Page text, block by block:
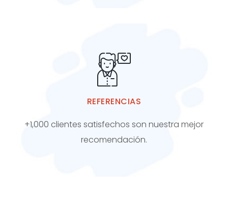
REFERENCIAS
+1,000 clientes satisfechos son nuestra mejor
recomendación.